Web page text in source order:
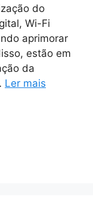
do
Wi-Fi
aprimorar
estão em
da
Ler mais